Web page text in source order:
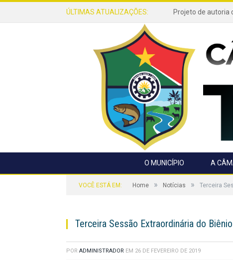
ÚLTIMAS ATUALIZAÇÕES:
O MUNICÍPIO A
VOCÊ ESTÁ EM: Home » Notícias » Terceira
Terceira Sessão Extraordinária do
POR ADMINISTRADOR EM 26 DE FEVEREIRO DE 2019